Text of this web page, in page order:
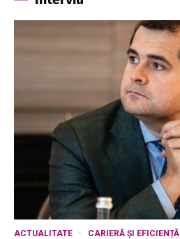
ACTUALITATE
CARIERĂ ȘI EFICIENȚĂ